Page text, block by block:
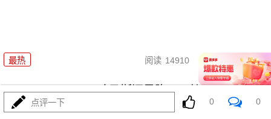
最热 阅读 14910 08-01
哈马斯还是跪了？特朗普高调宣
点评一下 0 0